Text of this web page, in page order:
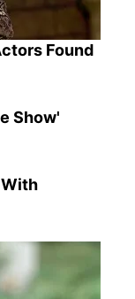
Found
Show'
With